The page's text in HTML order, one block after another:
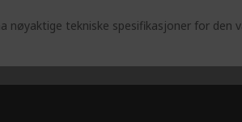
nøyaktige tekniske spesifikasjoner for den